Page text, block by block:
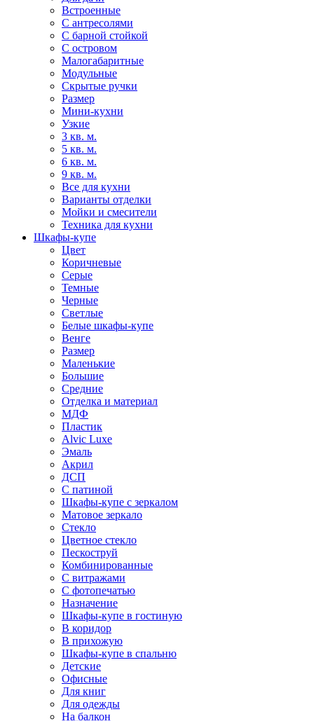
Встроенные
С антресолями
С барной стойкой
С островом
Малогабаритные
Модульные
Скрытые ручки
Размер
Мини-кухни
Узкие
3 кв. м.
5 кв. м.
6 кв. м.
9 кв. м.
Все для кухни
Варианты отделки
Мойки и смесители
Техника для кухни
Шкафы-купе
Цвет
Коричневые
Серые
Темные
Черные
Светлые
Белые шкафы-купе
Венге
Размер
Маленькие
Большие
Средние
Отделка и материал
МДФ
Пластик
Alvic Luxe
Эмаль
Акрил
ДСП
С патиной
Шкафы-купе с зеркалом
Матовое зеркало
Стекло
Цветное стекло
Пескоструй
Комбинированные
С витражами
С фотопечатью
Назначение
Шкафы-купе в гостиную
В коридор
В прихожую
Шкафы-купе в спальню
Детские
Офисные
Для книг
Для одежды
На балкон